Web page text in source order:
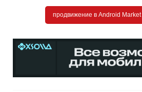
продвижение в Android Market